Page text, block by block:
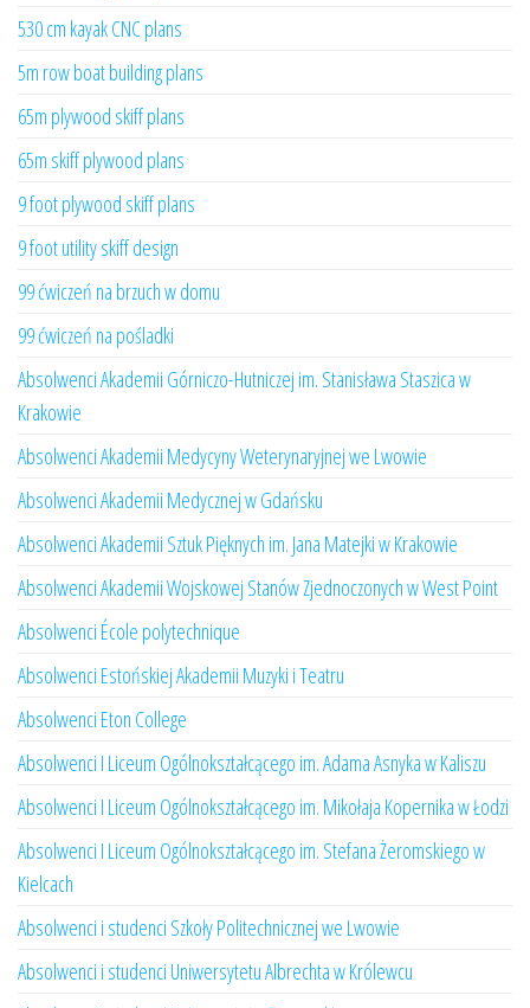
530 cm kayak CNC plans
5m row boat building plans
65m plywood skiff plans
65m skiff plywood plans
9 foot plywood skiff plans
9 foot utility skiff design
99 ćwiczeń na brzuch w domu
99 ćwiczeń na pośladki
Absolwenci Akademii Górniczo-Hutniczej im. Stanisława Staszica w
Krakowie
Absolwenci Akademii Medycyny Weterynaryjnej we Lwowie
Absolwenci Akademii Medycznej w Gdańsku
Absolwenci Akademii Sztuk Pięknych im. Jana Matejki w Krakowie
Absolwenci Akademii Wojskowej Stanów Zjednoczonych w West Point
Absolwenci École polytechnique
Absolwenci Estońskiej Akademii Muzyki i Teatru
Absolwenci Eton College
Absolwenci I Liceum Ogólnokształcącego im. Adama Asnyka w Kaliszu
Absolwenci I Liceum Ogólnokształcącego im. Mikołaja Kopernika w Łodzi
Absolwenci I Liceum Ogólnokształcącego im. Stefana Żeromskiego w
Kielcach
Absolwenci i studenci Szkoły Politechnicznej we Lwowie
Absolwenci i studenci Uniwersytetu Albrechta w Królewcu